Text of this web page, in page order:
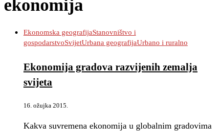
ekonomija
Ekonomska geografijaStanovništvo i
gospodarstvoSvijetUrbana geografijaUrbano i ruralno
Ekonomija gradova razvijenih zemalja
svijeta
16. ožujka 2015.
Kakva suvremena ekonomija u globalnim gradovima